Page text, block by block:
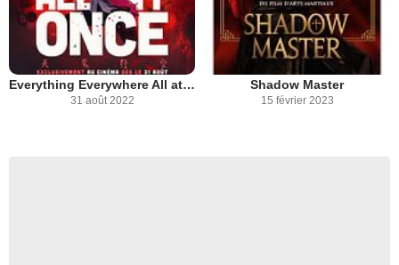
Everything Everywhere All at Once
31 août 2022
Shadow Master
15 février 2023